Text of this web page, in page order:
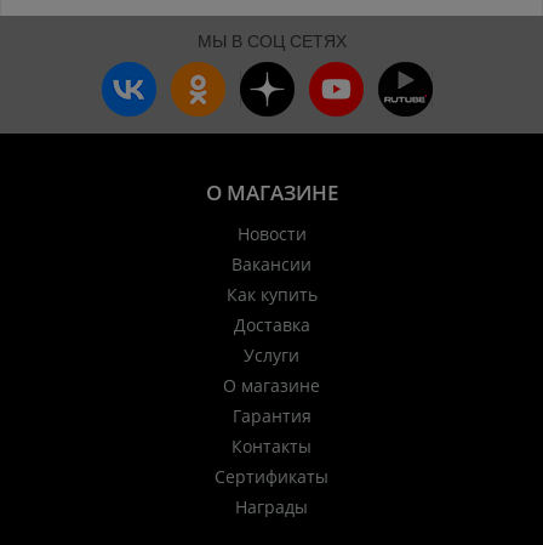
МЫ В СОЦ СЕТЯХ
О МАГАЗИНЕ
Новости
Вакансии
Как купить
Доставка
Услуги
О магазине
Гарантия
Контакты
Сертификаты
Награды